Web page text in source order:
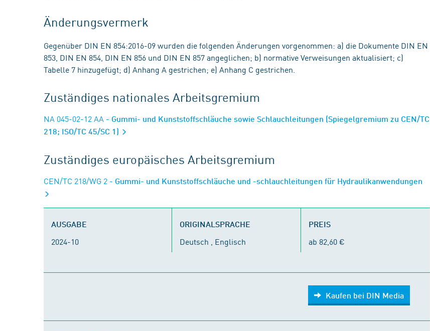
Änderungsvermerk
Gegenüber DIN EN 854:2016-09 wurden die folgenden Änderungen vorgenommen: a) die Dokumente DIN EN
853, DIN EN 854, DIN EN 856 und DIN EN 857 angeglichen; b) normative Verweisungen aktualisiert; c)
Tabelle 7 hinzugefügt; d) Anhang A gestrichen; e) Anhang C gestrichen.
Zuständiges nationales Arbeitsgremium
NA 045-02-12 AA - Gummi- und Kunststoffschläuche sowie Schlauchleitungen (Spiegelgremium zu CEN/TC
218; ISO/TC 45/SC 1)
Zuständiges europäisches Arbeitsgremium
CEN/TC 218/WG 2 - Gummi- und Kunststoffschläuche und -schlauchleitungen für Hydraulikanwendungen
AUSGABE
2024-10
ORIGINALSPRACHE
Deutsch , Englisch
PREIS
ab 82,60 €
Kaufen bei DIN Media